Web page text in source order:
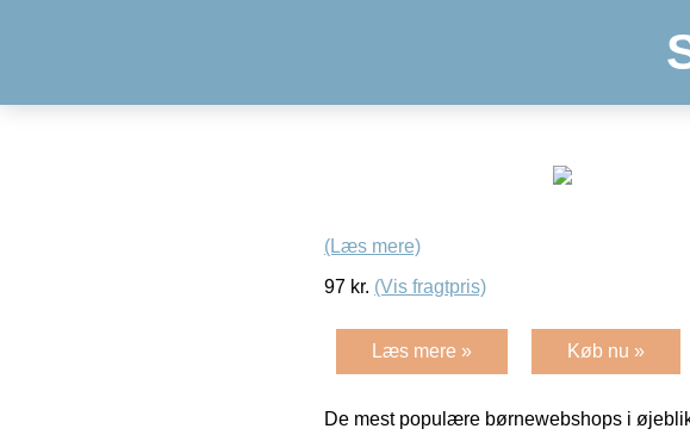
(Læs mere)
97 kr. (Vis fragtpris)
Læs mere » Køb nu »
De mest populære børnewebshops i